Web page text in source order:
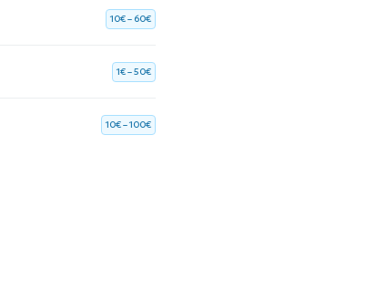
10€ – 60€
1€ – 50€
10€ – 100€